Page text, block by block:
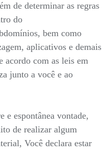
de determinar as regras
do
bem como
aplicativos e demais
acordo com as leis em
junto a você e ao
e espontânea vontade,
de realizar algum
Você declara estar